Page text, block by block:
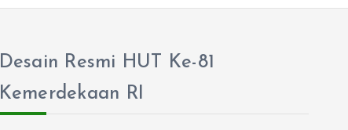
Desain Resmi HUT Ke-81
Kemerdekaan RI